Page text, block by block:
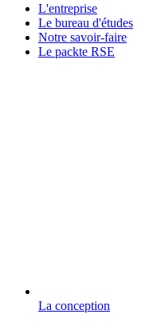
L'entreprise
Le bureau d'études
Notre savoir-faire
Le packte RSE
La conception